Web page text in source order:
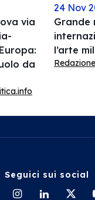
via
da
24 Nov
Grande
l’arte
Seguici sui social